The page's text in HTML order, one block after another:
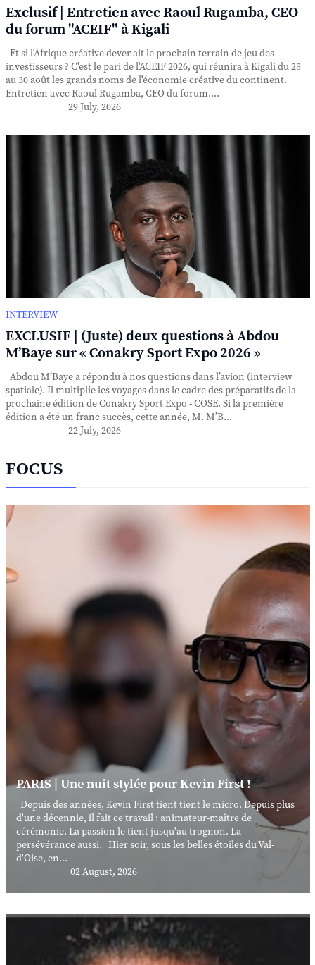
Exclusif | Entretien avec Raoul Rugamba, CEO
du forum "ACEIF" à Kigali
Et si l'Afrique créative devenait le prochain terrain de jeu des
investisseurs ? C'est le pari de l'ACEIF 2026, qui réunira à Kigali du 23
au 30 août les grands noms de l'économie créative du continent.
Entretien avec Raoul Rugamba, CEO du forum....
29 July, 2026
INTERVIEW
EXCLUSIF | (Juste) deux questions à Abdou
M’Baye sur « Conakry Sport Expo 2026 »
Abdou M’Baye a répondu à nos questions dans l’avion (interview
spatiale). Il multiplie les voyages dans le cadre des préparatifs de la
prochaine édition de Conakry Sport Expo - COSE. Si la première
édition a été un franc succès, cette année, M. M’B...
22 July, 2026
FOCUS
PARIS | Une nuit stylée pour Kevin First !
Depuis des années, Kevin First tient tient le micro. Depuis plus
d'une décennie, il fait ce travail : animateur-maître de
cérémonie. La passion le tient jusqu'au trognon. La
persévérance aussi. Hier soir, sous les belles étoiles du Val-
d'Oise, en...
02 August, 2026